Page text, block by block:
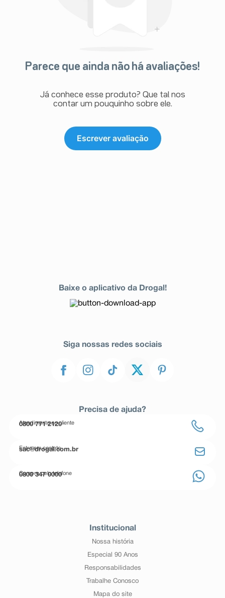
Parece que ainda não há avaliações!
Já conhece esse produto? Que tal nos
contar um pouquinho sobre ele.
Escrever avaliação
Baixe o aplicativo da Drogal!
Siga nossas redes sociais
Precisa de ajuda?
Atendimento ao cliente
0800 771 2120
Entre em contato
sac@drogal.com.br
Compre pelo telefone
0800 347 0000
Institucional
Nossa história
Especial 90 Anos
Responsabilidades
Trabalhe Conosco
Mapa do site